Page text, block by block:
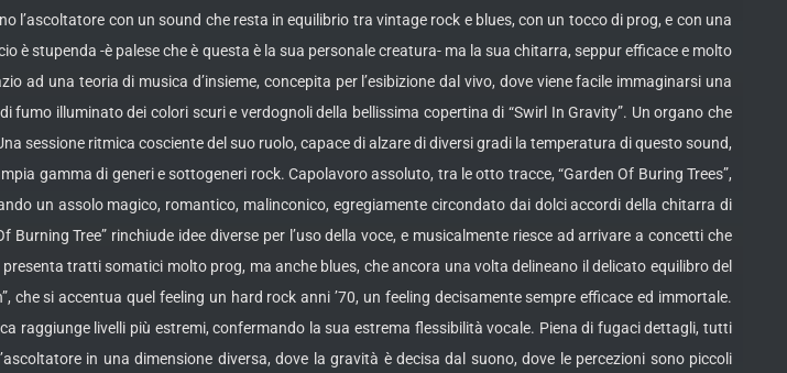
l’ascoltatore con un sound che resta in equilibrio tra vintage rock e blues, con un tocco di prog, e con una
è stupenda -è palese che è questa è la sua personale creatura- ma la sua chitarra, seppur efficace e molto
ad una teoria di musica d’insieme, concepita per l’esibizione dal vivo, dove viene facile immaginarsi una
fumo illuminato dei colori scuri e verdognoli della bellissima copertina di “Swirl In Gravity”. Un organo che
sessione ritmica cosciente del suo ruolo, capace di alzare di diversi gradi la temperatura di questo sound,
gamma di generi e sottogeneri rock. Capolavoro assoluto, tra le otto tracce, “Garden Of Buring Trees”,
un assolo magico, romantico, malinconico, egregiamente circondato dai dolci accordi della chitarra di
Tree” rinchiude idee diverse per l’uso della voce, e musicalmente riesce ad arrivare a concetti che
tratti somatici molto prog, ma anche blues, che ancora una volta delineano il delicato equilibro del
si accentua quel feeling un hard rock anni ’70, un feeling decisamente sempre efficace ed immortale.
raggiunge livelli più estremi, confermando la sua estrema flessibilità vocale. Piena di fugaci dettagli, tutti
in una dimensione diversa, dove la gravità è decisa dal suono, dove le percezioni sono piccoli